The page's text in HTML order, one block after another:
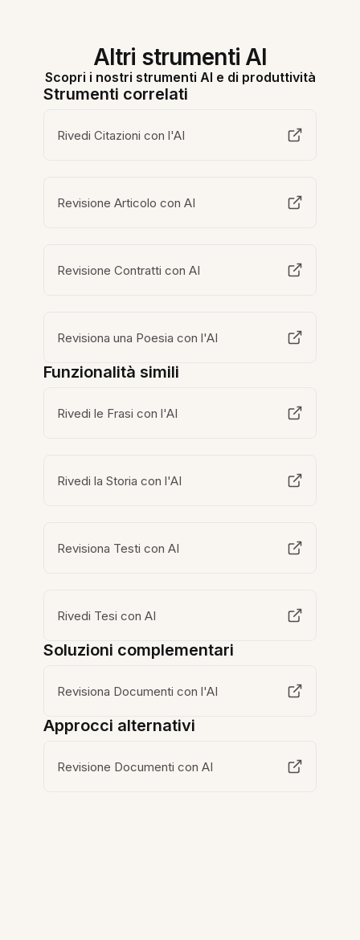
Altri strumenti AI
Scopri i nostri strumenti AI e di produttività
Strumenti correlati
Rivedi Citazioni con l'AI
Revisione Articolo con AI
Revisione Contratti con AI
Revisiona una Poesia con l'AI
Funzionalità simili
Rivedi le Frasi con l'AI
Rivedi la Storia con l'AI
Revisiona Testi con AI
Rivedi Tesi con AI
Soluzioni complementari
Revisiona Documenti con l'AI
Approcci alternativi
Revisione Documenti con AI